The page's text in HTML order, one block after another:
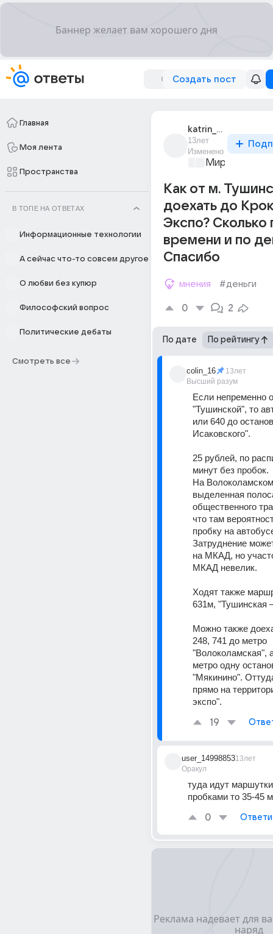
Создать пост
Главная
Моя лента
Пространства
В ТОПЕ НА ОТВЕТАХ
Информационные технологии
А сейчас что-то совсем другое
О любви без купюр
Философский вопрос
Политические дебаты
Смотреть все
katrin_kliuchko
13лет
Изменено
Мир и его
Как от м.
доехать до
Экспо? Сколько
времени и по
Спасибо
мнения #деньги
0 2
По дате По рейтингу
colin_16
Высший разум
13лет
Если непременно
"Тушинской", то
или 640 до
Исаковского".
25 рублей, по
минут без пробок.
На
выделенная
общественного
что там
пробку на
Затруднение
на МКАД, но
МКАД невелик.
Ходят также
631м,
Можно также
248, 741 до метро
"Волоколамская",
метро одну
"Мякинино".
прямо на
экспо".
19
user_14998853
Оракул
13лет
туда идут
пробками то 35-45
0